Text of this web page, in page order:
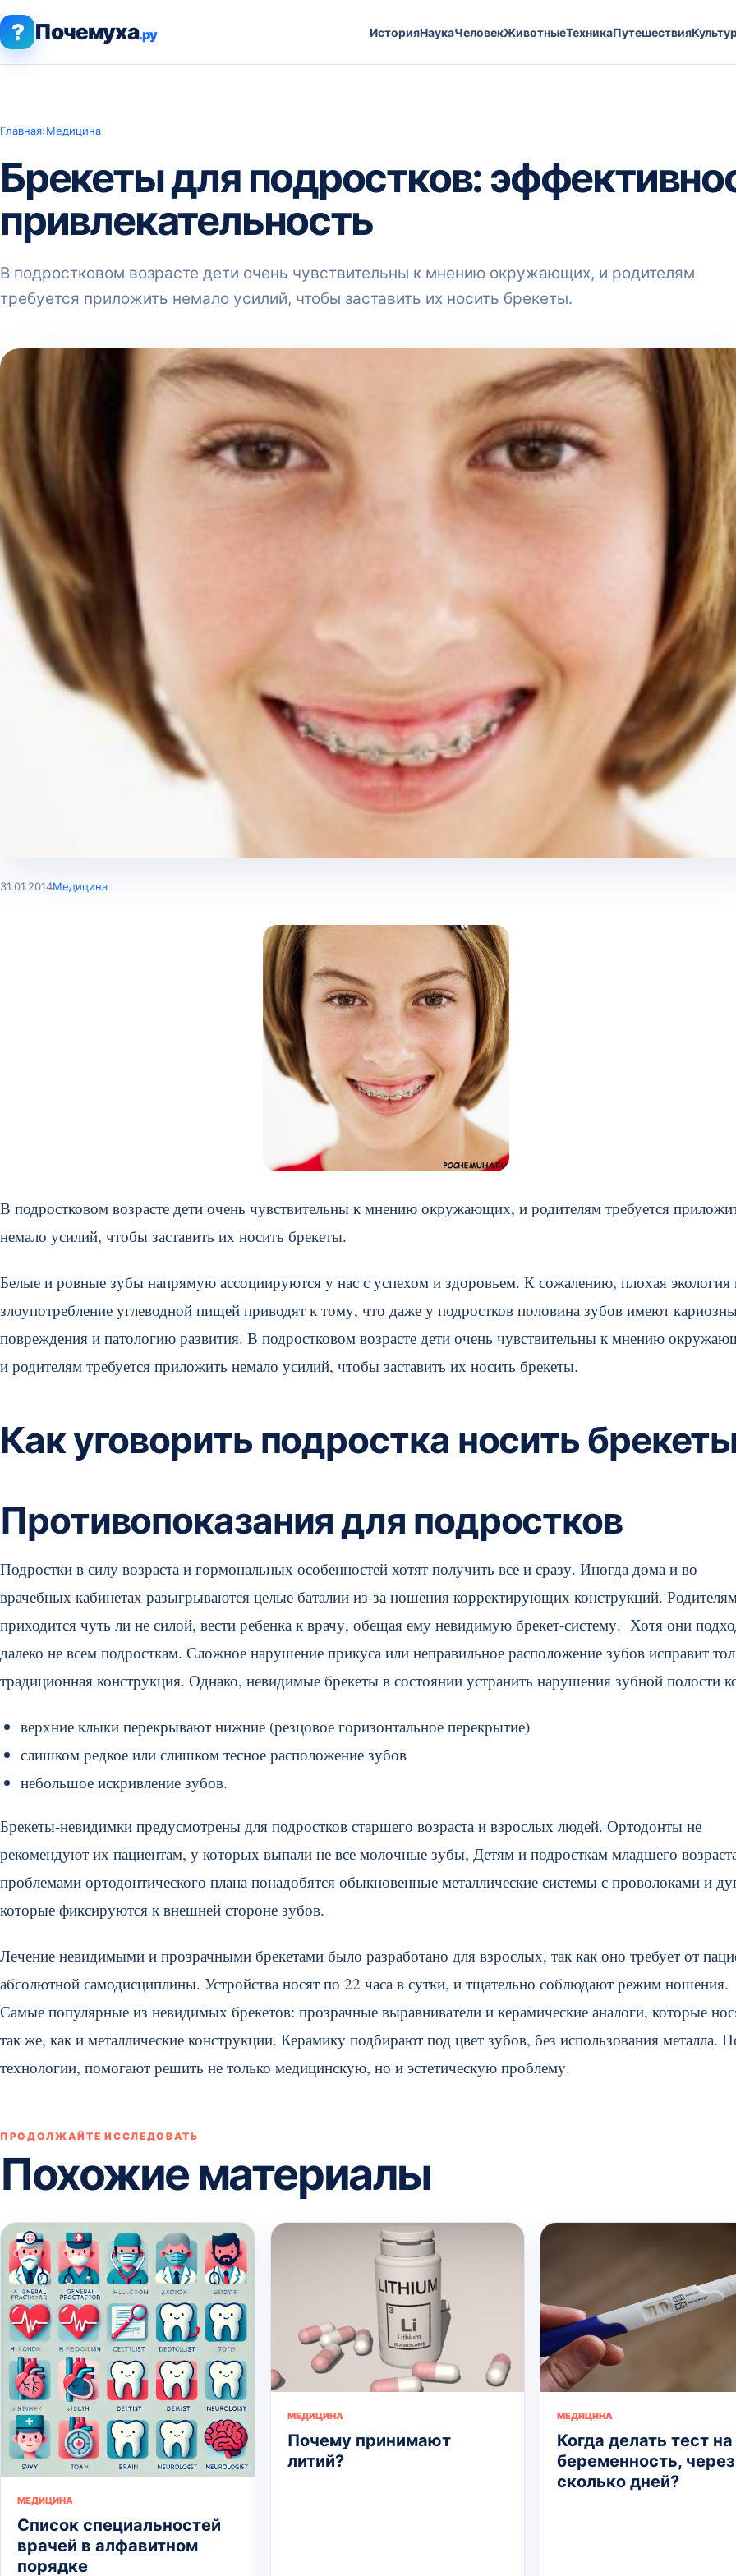
? Почемуха.ру ИсторияНаукаЧеловекЖивотныеТехникаПутешествия
Главная›Медицина
Брекеты для подростков:
привлекательность
В подростковом возрасте дети очень чувствительны к мнению окружающих, и родителям
требуется приложить немало усилий, чтобы заставить их носить брекеты.
31.01.2014Медицина
В подростковом возрасте дети очень чувствительны к мнению окружающих, и родителям требуется
немало усилий, чтобы заставить их носить брекеты.
Белые и ровные зубы напрямую ассоциируются у нас с успехом и здоровьем. К сожалению, плохая экология
злоупотребление углеводной пищей приводят к тому, что даже у подростков половина зубов имеют
повреждения и патологию развития. В подростковом возрасте дети очень чувствительны к мнению
и родителям требуется приложить немало усилий, чтобы заставить их носить брекеты.
Как уговорить подростка носить
Противопоказания для подростков
Подростки в силу возраста и гормональных особенностей хотят получить все и сразу. Иногда дома и во
врачебных кабинетах разыгрываются целые баталии из-за ношения корректирующих конструкций.
приходится чуть ли не силой, вести ребенка к врачу, обещая ему невидимую брекет-систему. Хотя они
далеко не всем подросткам. Сложное нарушение прикуса или неправильное расположение зубов исправит
традиционная конструкция. Однако, невидимые брекеты в состоянии устранить нарушения зубной полости
верхние клыки перекрывают нижние (резцовое горизонтальное перекрытие)
слишком редкое или слишком тесное расположение зубов
небольшое искривление зубов.
Брекеты-невидимки предусмотрены для подростков старшего возраста и взрослых людей. Ортодонты не
рекомендуют их пациентам, у которых выпали не все молочные зубы, Детям и подросткам младшего
проблемами ортодонтического плана понадобятся обыкновенные металлические системы с проволоками и
которые фиксируются к внешней стороне зубов.
Лечение невидимыми и прозрачными брекетами было разработано для взрослых, так как оно требует от
абсолютной самодисциплины. Устройства носят по 22 часа в сутки, и тщательно соблюдают режим ношения.
Самые популярные из невидимых брекетов: прозрачные выравниватели и керамические аналоги, которые
так же, как и металлические конструкции. Керамику подбирают под цвет зубов, без использования металла.
технологии, помогают решить не только медицинскую, но и эстетическую проблему.
ПРОДОЛЖАЙТЕ ИССЛЕДОВАТЬ
Похожие материалы
МЕДИЦИНА
Список специальностей
врачей в алфавитном
порядке
МЕДИЦИНА
Почему принимают
литий?
МЕДИЦИНА
Когда делать тест на
беременность, через
сколько дней?